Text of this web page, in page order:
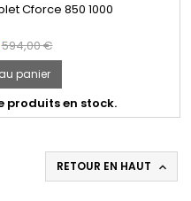
Cforce 850 1000
Prix
594,00 €
panier
produits en stock.
RETOUR EN HAUT 